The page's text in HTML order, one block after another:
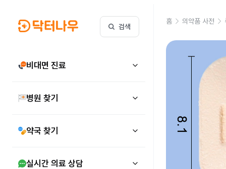
검색
비대면 진료
병원 찾기
약국 찾기
실시간 의료 상담
홈 의약품 사전